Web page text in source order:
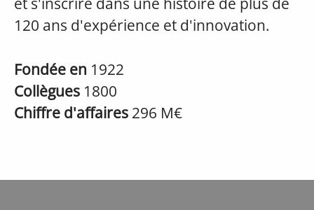
120 ans d'expérience et d'innovation.
Fondée en 1922
Collègues 1800
Chiffre d'affaires 296 M€